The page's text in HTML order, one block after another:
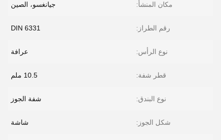
مكان المنشأ: جيانغسو، الصين
رقم الطراز: DIN 6331
نوع الرأس: عرافة
قطر شفة: 10.5 ملم
نوع البندق: شفة الجوز
شكل الجوز: شاشة